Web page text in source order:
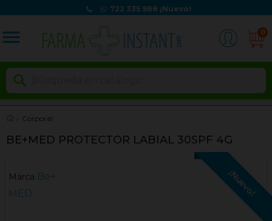
722 335 988 ¡Nuevo!
menu 0

Corporal
BE+MED PROTECTOR LABIAL 30SPF 4G
¡Nuevo!
Marca Be+
MED